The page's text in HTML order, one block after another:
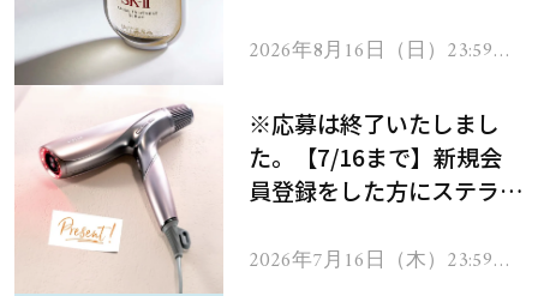
2026年8月16日（日）23:59ま
※応募は終了いたしまし
た。【7/16まで】新規会
員登録をした方にステラボ
ヘアドライヤー ジュエル
2026年7月16日（木）23:59ま